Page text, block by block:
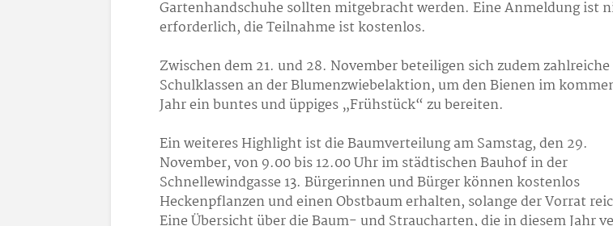
Gartenhandschuhe sollten mitgebracht werden. Eine Anmeldung ist
erforderlich, die Teilnahme ist kostenlos.
Zwischen dem 21. und 28. November beteiligen sich zudem zahlreiche
Schulklassen an der Blumenzwiebelaktion, um den Bienen im
Jahr ein buntes und üppiges „Frühstück“ zu bereiten.
Ein weiteres Highlight ist die Baumverteilung am Samstag, den 29.
November, von 9.00 bis 12.00 Uhr im städtischen Bauhof in der
Schnellewindgasse 13. Bürgerinnen und Bürger können kostenlos
Heckenpflanzen und einen Obstbaum erhalten, solange der Vorrat
Eine Übersicht über die Baum- und Straucharten, die in diesem Jahr